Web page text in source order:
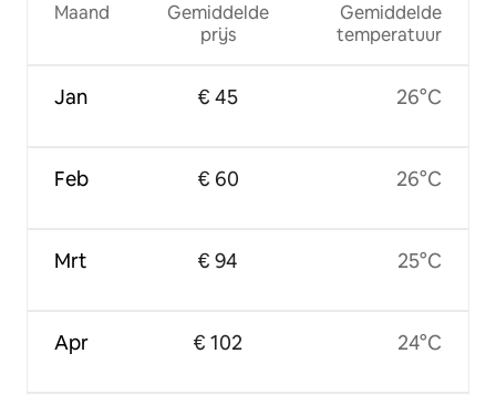
Maand
Jan
Feb
Mrt
Apr
Gemiddelde
prijs
€ 45
€ 60
€ 94
€ 102
Gemiddelde
temperatuur
26°C
26°C
25°C
24°C